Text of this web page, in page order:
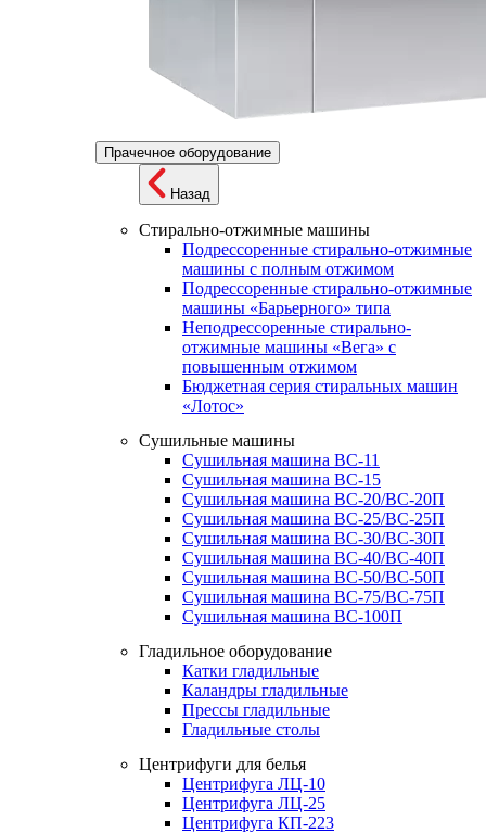
Прачечное оборудование
Назад
Стирально-отжимные машины
Подрессоренные стирально-отжимные
машины с полным отжимом
Подрессоренные стирально-отжимные
машины «Барьерного» типа
Неподрессоренные стирально-
отжимные машины «Вега» с
повышенным отжимом
Бюджетная серия стиральных машин
«Лотос»
Сушильные машины
Сушильная машина ВС-11
Сушильная машина ВС-15
Сушильная машина ВС-20/ВС-20П
Сушильная машина ВС-25/ВС-25П
Сушильная машина ВС-30/ВС-30П
Сушильная машина ВС-40/ВС-40П
Сушильная машина ВС-50/ВС-50П
Сушильная машина ВС-75/ВС-75П
Сушильная машина ВС-100П
Гладильное оборудование
Катки гладильные
Каландры гладильные
Прессы гладильные
Гладильные столы
Центрифуги для белья
Центрифуга ЛЦ-10
Центрифуга ЛЦ-25
Центрифуга КП-223